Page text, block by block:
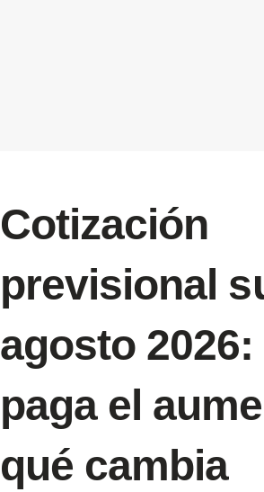
Cotización
previsional
agosto
paga el
qué cambia